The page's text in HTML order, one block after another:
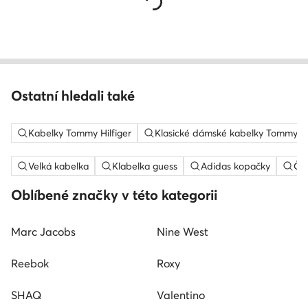
Ostatní hledali také
Kabelky Tommy Hilfiger Klasické dámské kabelky Tommy
Velká kabelka Klabelka guess Adidas kopačky
Oblíbené značky v této kategorii
Marc Jacobs Nine West
Reebok Roxy
SHAQ Valentino